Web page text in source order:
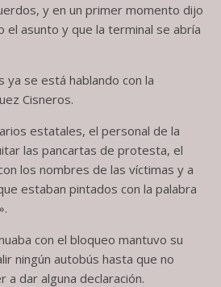
y en un primer momento dijo
el asunto y que la terminal se abría
se está hablando con la
Cisneros.
estatales, el personal de la
las pancartas de protesta, el
los nombres de las víctimas y a
estaban pintados con la palabra
con el bloqueo mantuvo su
ningún autobús hasta que no
a dar alguna declaración.